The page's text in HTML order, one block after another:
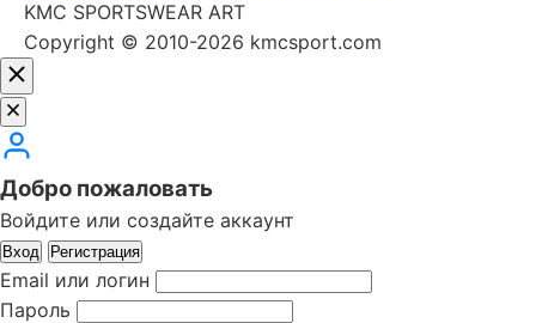
KMC SPORTSWEAR ART
Copyright © 2010-2026 kmcsport.com
Добро пожаловать
Войдите или создайте аккаунт
Вход Регистрация
Email или логин
Пароль